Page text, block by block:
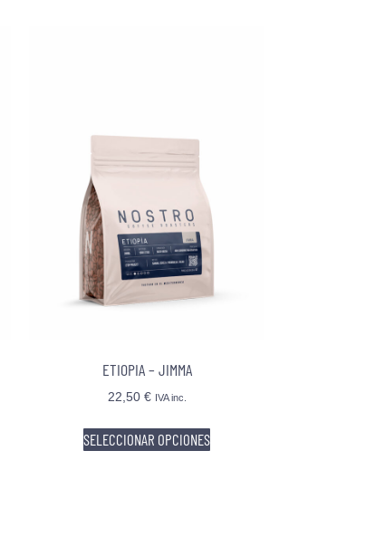
ETIOPIA – JIMMA
22,50 € IVA inc.
SELECCIONAR OPCIONES